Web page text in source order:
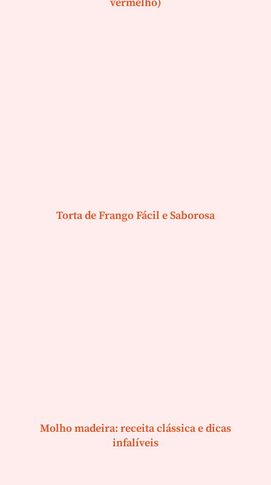
Torta de Frango Fácil e Saborosa
Molho madeira: receita clássica e dicas
infalíveis